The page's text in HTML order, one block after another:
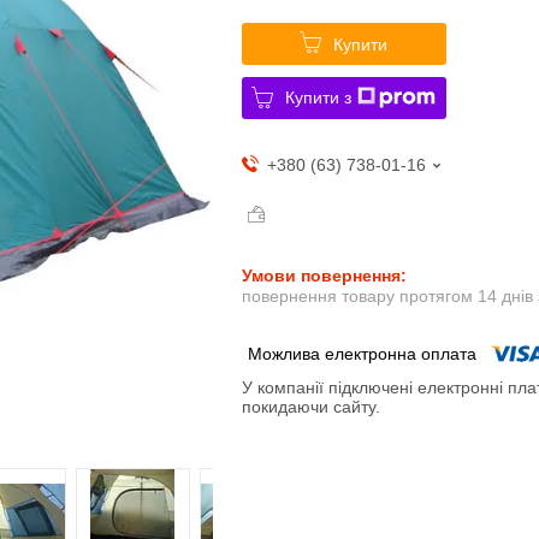
Купити
Купити з
+380 (63) 738-01-16
повернення товару протягом 14 днів
У компанії підключені електронні
покидаючи сайту.